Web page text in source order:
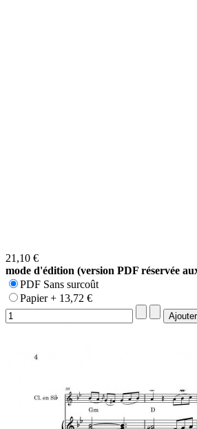
21,10 €
mode d'édition (version PDF réservée
PDF Sans surcoût
Papier + 13,72 €